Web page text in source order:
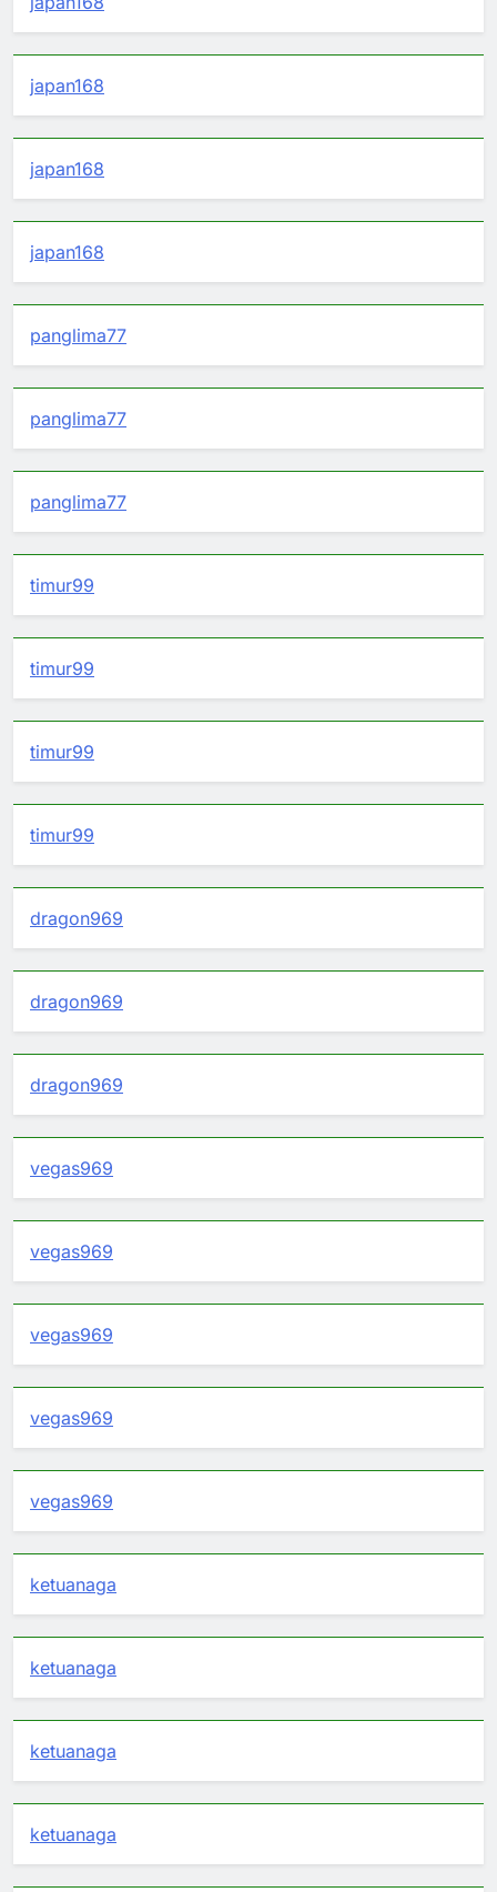
japan168
japan168
japan168
panglima77
panglima77
panglima77
timur99
timur99
timur99
timur99
dragon969
dragon969
dragon969
vegas969
vegas969
vegas969
vegas969
vegas969
ketuanaga
ketuanaga
ketuanaga
ketuanaga